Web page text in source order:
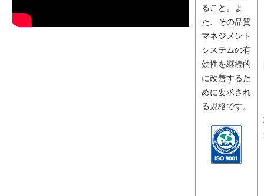
ること。ま
た、その品質
マネジメント
システムの有
効性を継続的
に改善するた
めに要求され
る規格です。